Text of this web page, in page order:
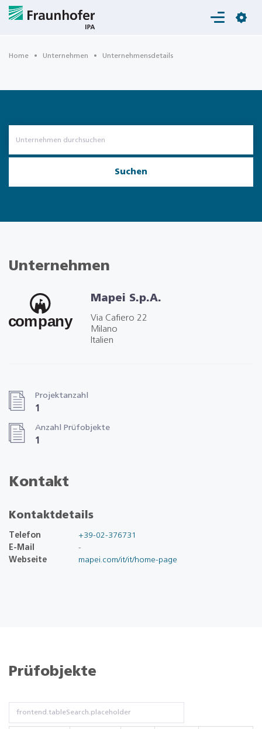
Login
Home Unternehmen Unternehmensdetails
Suchen
Unternehmen
Mapei S.p.A.
Via Cafiero 22
Milano
Italien
Projektanzahl
1
Anzahl Prüfobjekte
1
Kontakt
Kontaktdetails
Telefon
+39-02-376731
E-Mail
-
Webseite
mapei.com/it/it/home-page
Prüfobjekte